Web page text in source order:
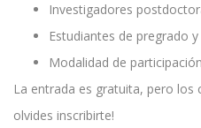
Investigadores
Estudiantes de pregrado
Modalidad de participación
La entrada es gratuita, pero los
olvides inscribirte!